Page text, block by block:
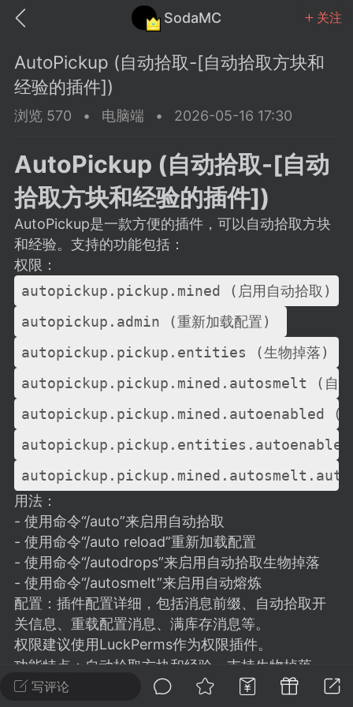
SodaMC 关注
中文社区 SodaMC
材质
11-27 02:06
电脑端 社区规则
议贴】SodaMC 的改进与建议 🧃
社区的建议&反馈板块，欢迎每
在这里畅所欲言，提出你对 社区功能、
、管理方式等方面 的任何想法！...
11
潮涌核心
永久赞助者
24 23:37
电脑端 整合包分享
主页反馈贴
反馈你遇到的问题 以及 你期望的功能等
不方便可尝试通过邮箱与作者进行反馈
写评论
AutoPickup (自动拾取-[自动拾取方块和
经验的插件])
浏览 570 • 电脑端 • 2026-05-16 17:30
AutoPickup (自动拾取-[自动
拾取方块和经验的插件])
AutoPickup是一款方便的插件，可以自动拾取方块
和经验。支持的功能包括：
权限：
autopickup.pickup.mined (启用自动拾取)
autopickup.admin (重新加载配置)
autopickup.pickup.entities (生物掉落)
autopickup.pickup.mined.autosmelt (自
autopickup.pickup.mined.autoenabled (玩
autopickup.pickup.entities.autoenabled (
用法：
- 使用命令“/auto”来启用自动拾取
- 使用命令“/auto reload”重新加载配置
- 使用命令“/autodrops”来启用自动拾取生物掉落
- 使用命令“/autosmelt”来启用自动熔炼
配置：插件配置详细，包括消息前缀、自动拾取开
关信息、重载配置消息、满库存消息等。
权限建议使用LuckPerms作为权限插件。
功能特点：自动拾取方块和经验、支持生物掉落、
自动熔炼方块、重新加载配置、自定义消息（Hex支